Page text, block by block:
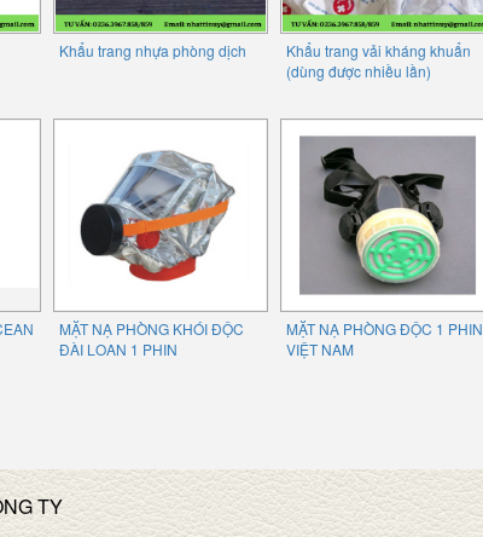
Khẩu trang nhựa phòng dịch
Khẩu trang vải kháng khuẩn
(dùng được nhiều lần)
MẶT NẠ PHÒNG KHÓI ĐỘC
ĐÀI LOAN 1 PHIN
MẶT NẠ PHÒNG ĐỘC 1 PHIN
VIỆT NAM
TY